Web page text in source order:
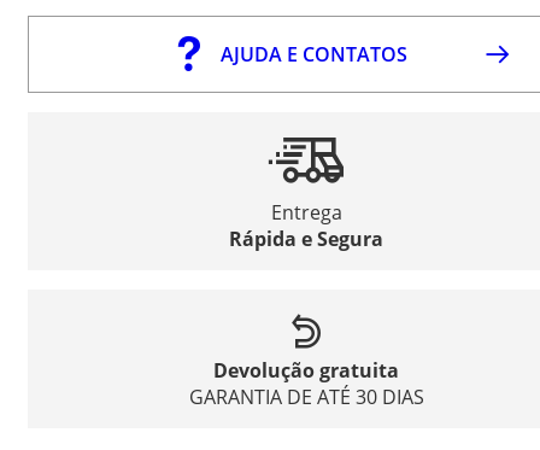
AJUDA E CONTATOS
Entrega
Rápida e Segura
Devolução gratuita
GARANTIA DE ATÉ 30 DIAS